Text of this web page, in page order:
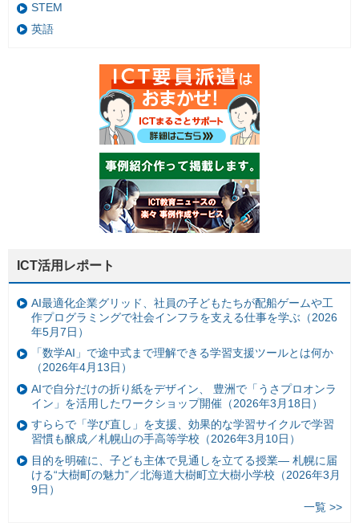
STEM
英語
ICT活用レポート
AI最適化企業グリッド、社員の子どもたちが配船ゲームや工
作プログラミングで社会インフラを支える仕事を学ぶ（2026
年5月7日）
「数学AI」で途中式まで理解できる学習支援ツールとは何か
（2026年4月13日）
AIで自分だけの折り紙をデザイン、 豊洲で「うさプロオンラ
イン」を活用したワークショップ開催（2026年3月18日）
すららで「学び直し」を支援、効果的な学習サイクルで学習
習慣も醸成／札幌山の手高等学校（2026年3月10日）
目的を明確に、子ども主体で見通しを立てる授業— 札幌に届
ける“大樹町の魅力”／北海道大樹町立大樹小学校（2026年3月
9日）
一覧 >>